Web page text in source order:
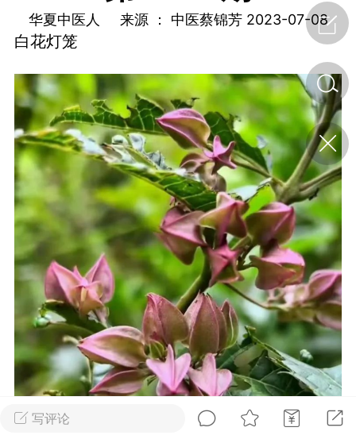
·特急预警】关
节返乡期间“闪
急提示
如何购买【理肺清瘟膏】
【养正护络膏】？
小海（HAi） 2
容平，顺时收
时精气
0
谷气行、营卫通：内经视角
下的脾胃调养要义
写评论
华夏中医人 来源 ： 中医蔡锦芳 2023-07-08
白花灯笼